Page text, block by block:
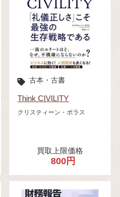
古本・古書
Think CIVILITY
クリスティーン・ポラス
買取上限価格
800円